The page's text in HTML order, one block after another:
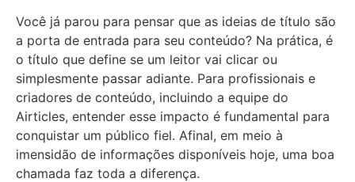
Você já parou para pensar que as ideias de título são
a porta de entrada para seu conteúdo? Na prática, é
o título que define se um leitor vai clicar ou
simplesmente passar adiante. Para profissionais e
criadores de conteúdo, incluindo a equipe do
Airticles, entender esse impacto é fundamental para
conquistar um público fiel. Afinal, em meio à
imensidão de informações disponíveis hoje, uma boa
chamada faz toda a diferença.